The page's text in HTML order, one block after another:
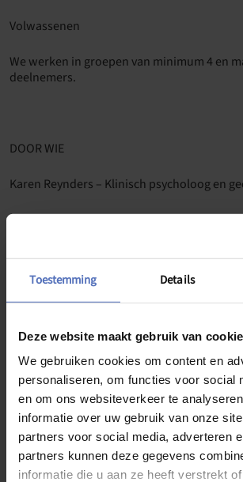
Toestemming Details
Deze website maakt gebruik van
We gebruiken cookies om content en
personaliseren, om functies voor social
en om ons websiteverkeer te
informatie over uw gebruik van onze
partners voor social media, adverteren
partners kunnen deze gegevens
informatie die u aan ze heeft verstrekt
Volwassenen
We werken in groepen van minimum 4 en
deelnemers.
DOOR WIE
Karen Reynders – Klinisch psycholoog en
Ruth Roosen – Klinisch psycholoog en
Voorafgaand vindt een intakegesprek
volgt een eindgesprek (aan de tarieven van
Deze prijzen worden mogelijk gemaakt door
van de overheid